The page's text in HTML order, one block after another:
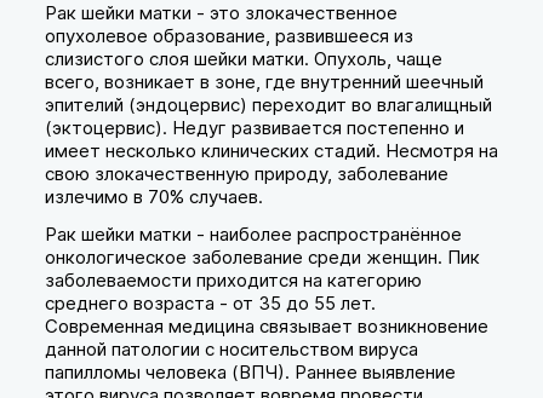
Рак шейки матки - это злокачественное
опухолевое образование, развившееся из
слизистого слоя шейки матки. Опухоль, чаще
всего, возникает в зоне, где внутренний шеечный
эпителий (эндоцервис) переходит во влагалищный
(эктоцервис). Недуг развивается постепенно и
имеет несколько клинических стадий. Несмотря на
свою злокачественную природу, заболевание
излечимо в 70% случаев.
Рак шейки матки - наиболее распространённое
онкологическое заболевание среди женщин. Пик
заболеваемости приходится на категорию
среднего возраста - от 35 до 55 лет.
Современная медицина связывает возникновение
данной патологии с носительством вируса
папилломы человека (ВПЧ). Раннее выявление